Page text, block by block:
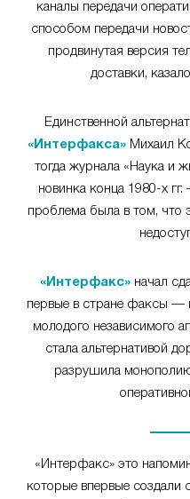
каналы передачи
способом передачи
продвинутая версия
доставки,
Единственной
«Интерфакса» Михаил
тогда журнала «Наука и
новинка конца 1980-х гг.
проблема была в том, что
«Интерфакс» начал
первые в стране факсы —
молодого независимого
стала альтернативой
разрушила
«Интерфакс» это
которые впервые создали